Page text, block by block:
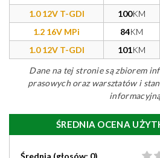
1.0 12V T-GDI
100KM
1.2 16V MPi
84KM
1.0 12V T-GDI
101KM
Dane na tej stronie są zbiorem
prasowych oraz warsztatów i
ŚREDNIA OCENA
Średnia (głosów: 0)